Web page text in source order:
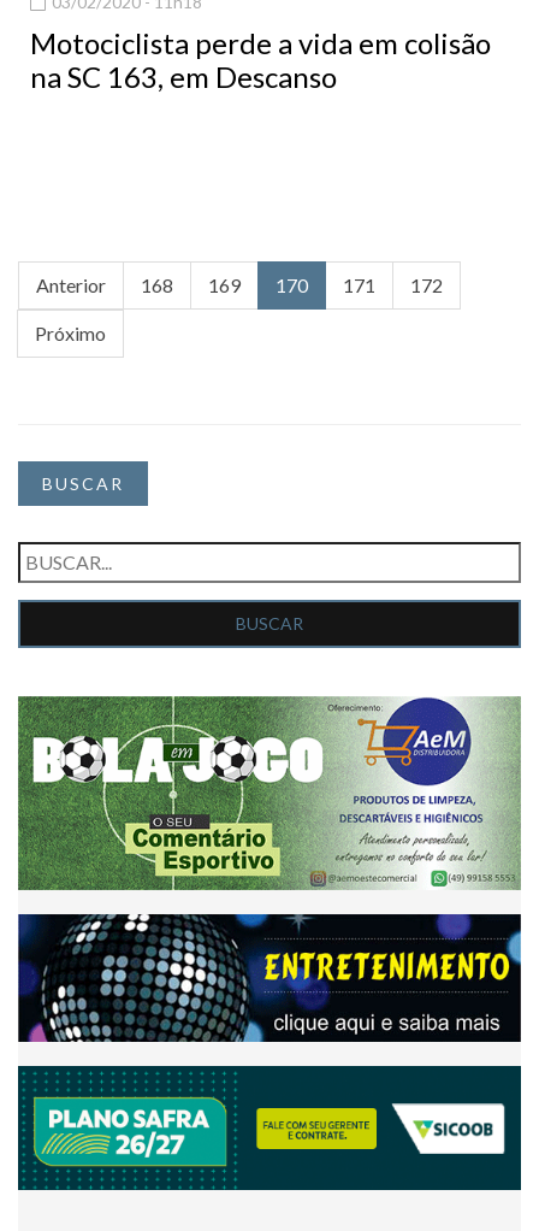
Motociclista perde a vida em colisão
na SC 163, em Descanso
Anterior 168 169 170 171 172
Próximo
BUSCAR